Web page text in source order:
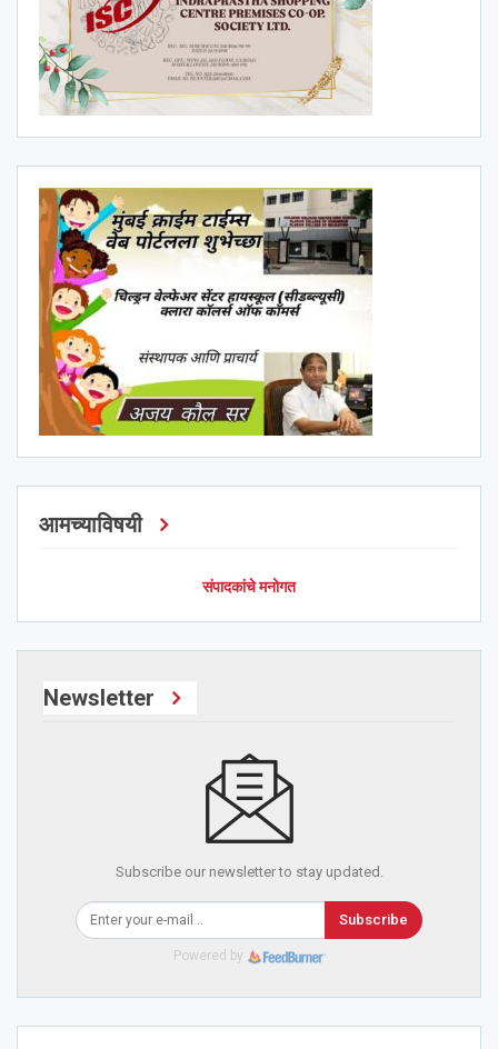
आमच्याविषयी
संपादकांचे मनोगत
Newsletter
Subscribe our newsletter to stay updated.
Subscribe
Powered by